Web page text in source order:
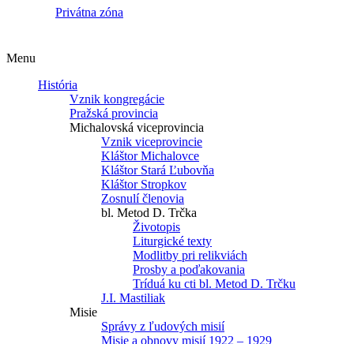
Privátna zóna
Menu
História
Vznik kongregácie
Pražská provincia
Michalovská viceprovincia
Vznik viceprovincie
Kláštor Michalovce
Kláštor Stará Ľubovňa
Kláštor Stropkov
Zosnulí členovia
bl. Metod D. Trčka
Životopis
Liturgické texty
Modlitby pri relikviách
Prosby a poďakovania
Tríduá ku cti bl. Metod D. Trčku
J.I. Mastiliak
Misie
Správy z ľudových misií
Misie a obnovy misií 1922 – 1929